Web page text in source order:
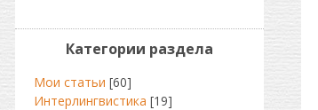
Категории раздела
Мои статьи [60]
Интерлингвистика [19]